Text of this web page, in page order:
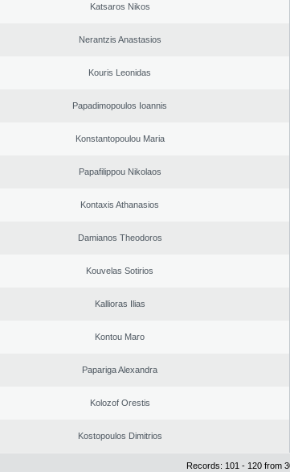
Katsaros Nikos
Nerantzis Anastasios
Kouris Leonidas
Papadimopoulos Ioannis
Konstantopoulou Maria
Papafilippou Nikolaos
Kontaxis Athanasios
Damianos Theodoros
Kouvelas Sotirios
Kallioras Ilias
Kontou Maro
Papariga Alexandra
Kolozof Orestis
Kostopoulos Dimitrios
Records: 101 - 120 from